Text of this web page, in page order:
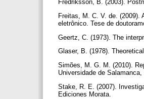
Fredriksson, B. (2003).
Freitas, M. C. V. de. (2009).
eletrônico. Tese de
Geertz, C. (1973). The
Glaser, B. (1978).
Simões, M. G. M. (2010).
Universidade de
Stake, R. E. (2007).
Ediciones Morata.